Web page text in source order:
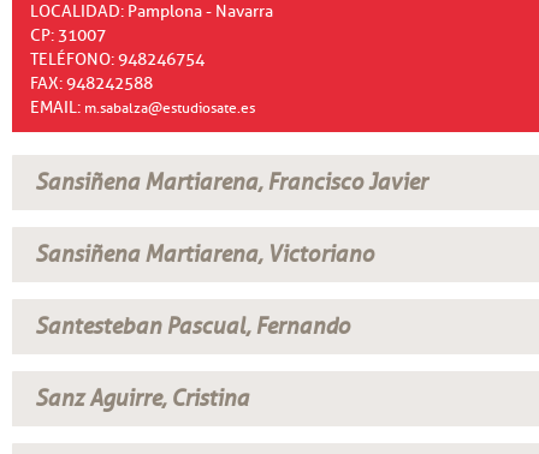
LOCALIDAD: Pamplona - Navarra
CP: 31007
TELÉFONO: 948246754
FAX: 948242588
EMAIL: m.sabalza@estudiosate.es
Sansiñena Martiarena, Francisco Javier
Sansiñena Martiarena, Victoriano
Santesteban Pascual, Fernando
Sanz Aguirre, Cristina